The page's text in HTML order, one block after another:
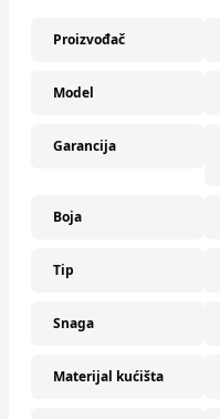
Proizvođač
Model
Garancija
Boja
Tip
Snaga
Materijal kućišta